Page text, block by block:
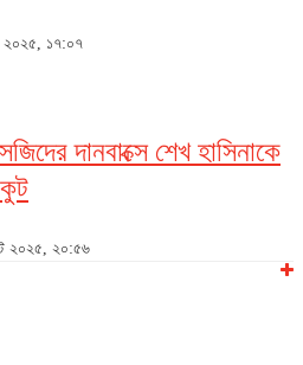
২০২৫, ১৭:০৭
দানবাক্সে শেখ হাসিনাকে
২০২৫, ২০:৫৬